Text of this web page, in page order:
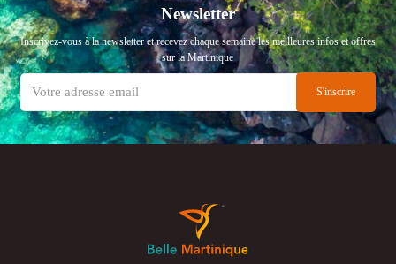
Newsletter
Inscrivez-vous à la newsletter et recevez chaque semaine les meilleures infos et offres
sur la Martinique